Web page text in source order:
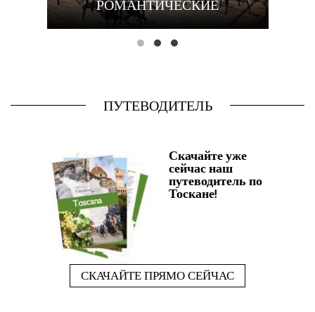
РОМАНТИЧЕСКИЕ
ПУТЕВОДИТЕЛЬ
Скачайте уже
сейчас наш
путеводитель по
Тоскане!
СКАЧАЙТЕ ПРЯМО СЕЙЧАС